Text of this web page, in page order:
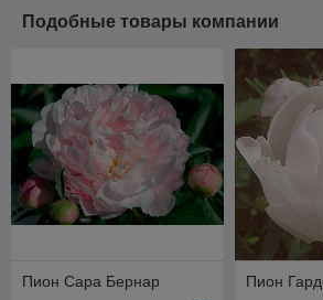
Подобные товары компании
Пион Сара Бернар Пион